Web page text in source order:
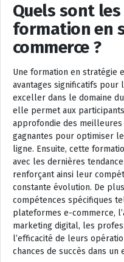
Quels sont
formation en
commerce ?
Une formation en stratégie
avantages significatifs
exceller dans le domaine
elle permet aux
approfondie des
gagnantes pour optimiser
ligne. Ensuite, cette
avec les dernières
renforçant ainsi leur
constante évolution. De
compétences spécifiques
plateformes e-commerce,
marketing digital, les
l’efficacité de leurs
chances de succès dans